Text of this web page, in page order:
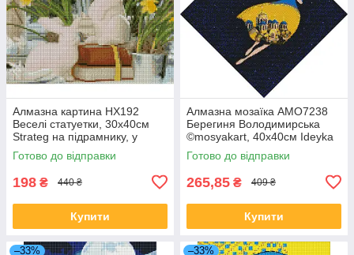
Алмазна картина HX192
Веселі статуетки, 30х40см
Strateg на підрамнику, у
подарунковій упаковці
Готово до відправки
198 ₴ 440 ₴
Купити
Алмазна мозаїка AMO7238
Берегиня Володимирська
©mosyakart, 40х40см Ideyka
на підрамнику
Готово до відправки
265,85 ₴ 409 ₴
Купити
–33% –33%